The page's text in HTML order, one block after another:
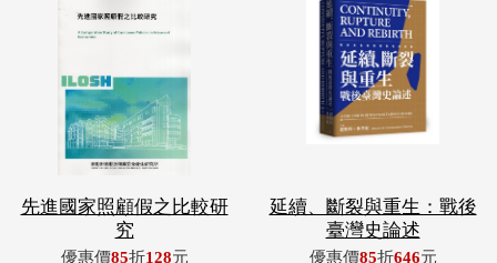
先進國家照顧假之比較研
究
優惠價85折128元
延續、斷裂與重生：戰後
臺灣史論述
優惠價85折646元